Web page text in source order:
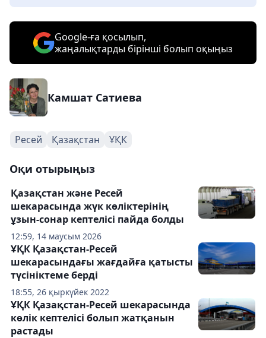
Google-ға қосылып,
жаңалықтарды бірінші болып оқыңыз
Камшат Сатиева
Ресей Қазақстан ҰҚК
Оқи отырыңыз
12:59, 14 маусым 2026
Қазақстан және Ресей
шекарасында жүк көліктерінің
ұзын-сонар кептелісі пайда болды
18:55, 26 қыркүйек 2022
ҰҚК Қазақстан-Ресей
шекарасындағы жағдайға қатысты
түсініктеме берді
ҰҚК Қазақстан-Ресей шекарасында
көлік кептелісі болып жатқанын
растады